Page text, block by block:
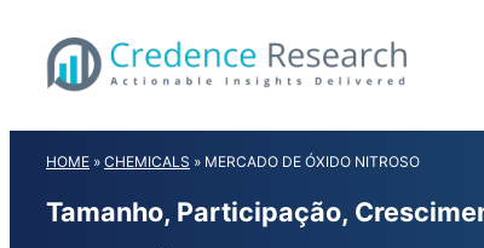
content
HOME » CHEMICALS » MERCADO DE ÓXIDO NITROSO
Tamanho, Participação,